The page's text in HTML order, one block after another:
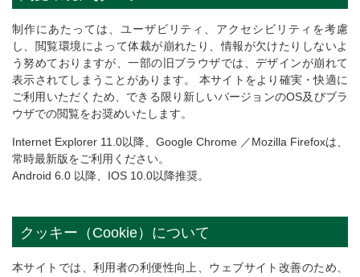
制作にあたっては、ユーザビリティ、アクセシビリティを考慮
し、閲覧環境によって体裁が崩れたり、情報が欠けたりしないよ
う努めておりますが、一部の旧ブラウザでは、デザインが崩れて
表示されてしまうことがあります。 本サイトをより確実・快適に
ご利用いただくため、できる限り新しいバージョンのOS及びブラ
ウザでの閲覧をお奨めいたします。
Internet Explorer 11.0以降、Google Chrome ／Mozilla Firefoxは、
常時最新版をご利用ください。
Android 6.0 以降、IOS 10.0以降推奨。
クッキー（Cookie）について
本サイトでは、利用者の利便性向上、ウェブサイト改善のため、